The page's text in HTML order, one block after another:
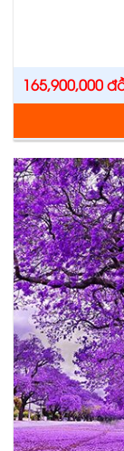
165,900,000